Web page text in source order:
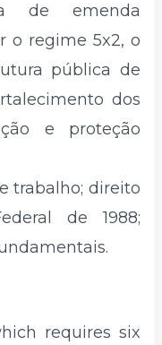
de emenda
o regime 5x2, o
pública de
dos
e proteção
trabalho; direito
de 1988;
requires six